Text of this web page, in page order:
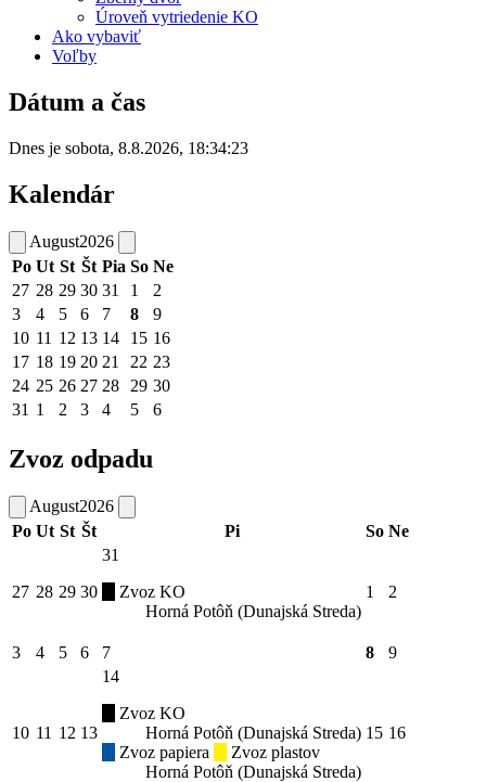
Úroveň vytriedenie KO
Ako vybaviť
Voľby
Dátum a čas
Dnes je sobota, 8.8.2026, 18:34:23
Kalendár
August2026
Po Ut St Št Pia So Ne
27 28 29 30 31 1
2
3
4 5 6 7 8
9
10 11 12 13 14 15 16
17 18 19 20 21 22 23
24 25 26 27 28 29 30
31 1 2 3 4 5 6
Zvoz odpadu
August2026
Po Ut St Št Pi So Ne
27 28 29 30
31
Zvoz KO
Horná Potôň (Dunajská Streda)
1 2
3 4 5 6 7 8 9
10 11 12 13
14
Zvoz KO
Horná Potôň (Dunajská Streda)
Zvoz papiera
Zvoz plastov
Horná Potôň (Dunajská Streda)
15 16